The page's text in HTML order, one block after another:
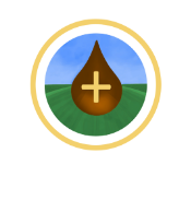
Zum
Inhalt
springen